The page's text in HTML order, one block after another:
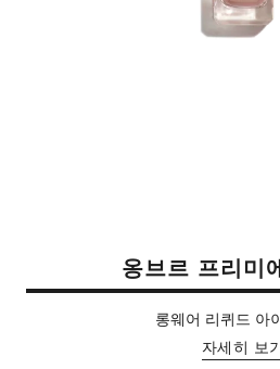
옹브르 프리미
롱웨어 리퀴드 아
자세히 보